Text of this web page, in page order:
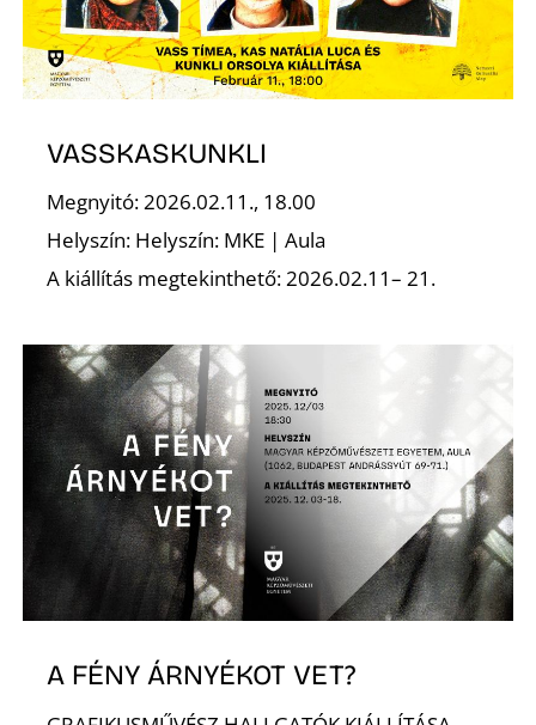
VASSKASKUNKLI
Megnyitó: 2026.02.11., 18.00
Helyszín: Helyszín: MKE | Aula
A kiállítás megtekinthető: 2026.02.11– 21.
A FÉNY ÁRNYÉKOT VET?